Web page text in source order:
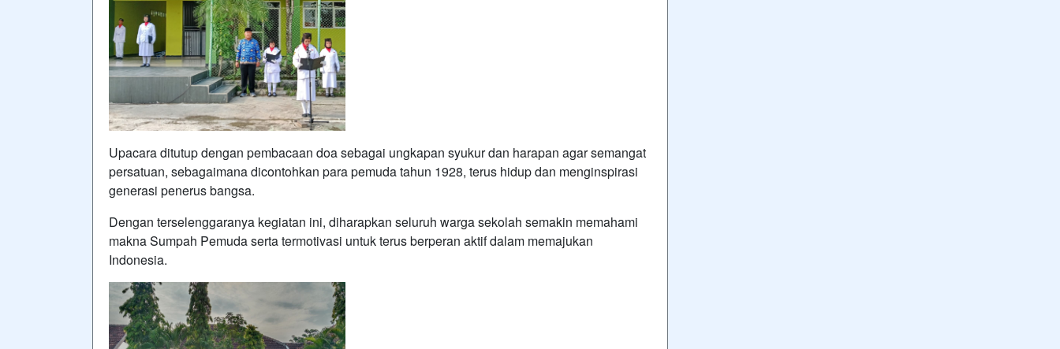
Upacara ditutup dengan pembacaan doa sebagai ungkapan syukur dan harapan agar semangat
persatuan, sebagaimana dicontohkan para pemuda tahun 1928, terus hidup dan menginspirasi
generasi penerus bangsa.
Dengan terselenggaranya kegiatan ini, diharapkan seluruh warga sekolah semakin memahami
makna Sumpah Pemuda serta termotivasi untuk terus berperan aktif dalam memajukan
Indonesia.